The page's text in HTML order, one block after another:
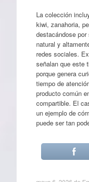
La colección
kiwi, zanahoria,
destacándose
natural y
redes sociales.
señalan que este
porque genera
tiempo de
producto común
compartible. El
un ejemplo de
puede ser tan